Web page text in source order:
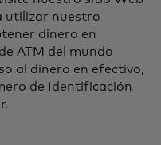
utilizar nuestro
dinero en
ATM del mundo
al dinero en efectivo,
de Identificación